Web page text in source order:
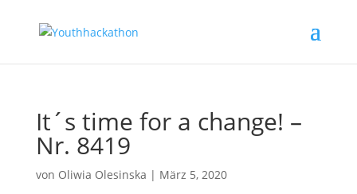
It´s time for a change! –
Nr. 8419
von Oliwia Olesinska | März 5, 2020